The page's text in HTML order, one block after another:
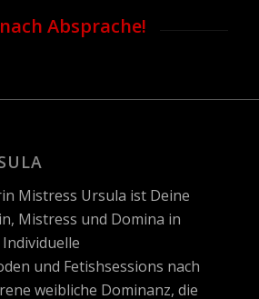
Absprache!
Mistress Ursula ist Deine
Mistress und Domina in
und Fetishsessions nach
weibliche Dominanz, die